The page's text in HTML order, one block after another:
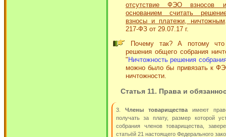
отсутствие ФЭО взносов
основанием считать
взносы и платежи, ничтожным
217-ФЗ от 29.07.17 г.
Почему так? А потому что
решения общего собрания
"Ничтожность решения
можно было бы привязать к
ничтожности.
Статья 11. Права и
3. Члены товариществаимеют
получать за плату, размер которой
собрания членов товарищества,
статьёй 21 настоящего Федерального